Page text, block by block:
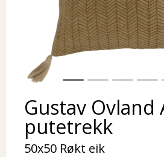
Gustav Ovland
putetrekk
50x50 Røkt eik